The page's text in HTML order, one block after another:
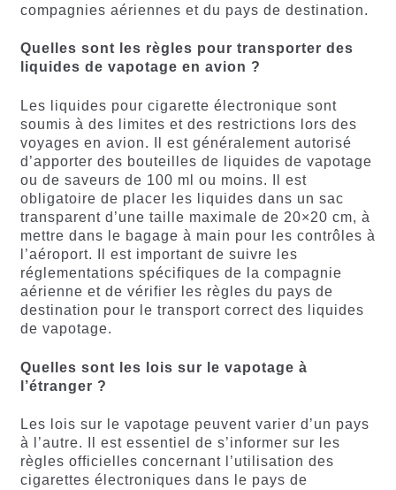
compagnies aériennes et du pays de destination.
Quelles sont les règles pour transporter des
liquides de vapotage en avion ?
Les liquides pour cigarette électronique sont
soumis à des limites et des restrictions lors des
voyages en avion. Il est généralement autorisé
d’apporter des bouteilles de liquides de vapotage
ou de saveurs de 100 ml ou moins. Il est
obligatoire de placer les liquides dans un sac
transparent d’une taille maximale de 20×20 cm, à
mettre dans le bagage à main pour les contrôles à
l’aéroport. Il est important de suivre les
réglementations spécifiques de la compagnie
aérienne et de vérifier les règles du pays de
destination pour le transport correct des liquides
de vapotage.
Quelles sont les lois sur le vapotage à
l’étranger ?
Les lois sur le vapotage peuvent varier d’un pays
à l’autre. Il est essentiel de s’informer sur les
règles officielles concernant l’utilisation des
cigarettes électroniques dans le pays de